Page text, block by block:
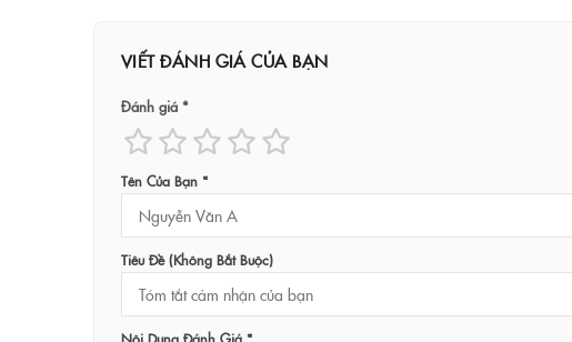
VIẾT ĐÁNH GIÁ CỦA BẠN
Đánh giá *
Tên Của Bạn *
Tiêu Đề (không Bắt Buộc)
Nội Dung Đánh Giá *